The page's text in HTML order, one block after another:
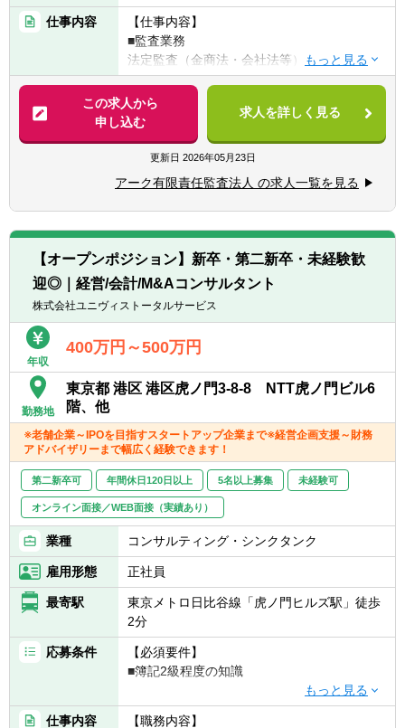
ドを有するメンバーを募集しています。
＜主な支援内容＞
■経営企画機能の強化、経理・財務管理・予
算管理体制の構築、組織・人事制度の構築な
どの経営基盤の整備支援
■中期経営計画の策定支援
■投資実行後の100日プランの策定・実行支援
■戦略立案から取引実行に至るまでのM&Aに
関する総合支援
＜直近のプロジェクト事例＞
■大手通信企業のシェアード構想の実行支援
■大手総合商社の人事部業務BPR支援
■大手製造業の海外子会社人事評価/賃金制度
■PEファンド投資先企業の財務レポーティン
グ体制構築支援
■PEファンド投資先企業の中期経営計画策定
同社は、部分的な経営課題へのアプローチは
行わず、複合的な経営課題に取り組みます。
そのためご自身の専門外の分野での課題解決
が求められますが、元投資ファンド投資担
当・元上場企業CFO・元ベンチャー企業
CFO・元IT系ブティックファームパートナー
などの経験豊富なメンバーがチームにジョイ
ンし、常にチームで課題解決に取り組みま
す。
【仕事の魅力】
■特定のソリューション/インダストリーにと
らわれないワンプール制
コンサルティング会社で多いインダストリー
カットやソリューションカットを一切行って
しい
仕事内容
【仕事内容】
■監査業務
法定監査（金商法・会社法等）のインチャー
ジをお任せします。
※会計監査業務が9割ほどになります。
■株式公開支援
ショートレビュー、対処すべき課題と改善策
の提案、上場準備体制の整備・上場申請書類
作成のための助言指導
【ポイント】
・創業からの歴史も長く優良上場企業クライ
アントを多数もつ中堅監査法人です！
・東証プライム上場企業約3割／東証スタン
ダード上企業約6割、クライアントの業種は
多種多様です。
・実働7時間で残業は閑散期で10時間程度、
と、ワークライフバランスをとりやすい環境
・時短勤務中の会計士の方も多数在籍！テレ
ワークの活用もでき、ライフイベントに左右
されずにしっかりとキャリアを重ねて頂けま
す。
・海外ファームとの提携あり。海外出張を行
っているクライアントも複数あります。
・社内研修で会計士の年間必要研修単位40単
位近く取得可能！
この求人から
申し込む
求人を詳しく見る
更新日 2026年05月23日
アーク有限責任監査法人 の求人一覧を見る
【オープンポジション】新卒・第二新卒・未経験歓
迎◎｜経営/会計/M&Aコンサルタント
株式会社ユニヴィストータルサービス
年収
400万円～500万円
勤務地
東京都 港区 港区虎ノ門3-8-8 NTT虎ノ門ビル6
階、他
※老舗企業～IPOを目指すスタートアップ企業まで※経営企画支援～財務
アドバイザリーまで幅広く経験できます！
第二新卒可 年間休日120日以上 5名以上募集 未経験可
オンライン面接／WEB面接（実績あり）
業種 コンサルティング・シンクタンク
雇用形態 正社員
最寄駅
東京メトロ日比谷線「虎ノ門ヒルズ駅」徒歩
2分
応募条件
【必須要件】
■簿記2級程度の知識
【歓迎要件】
仕事内容
【職務内容】